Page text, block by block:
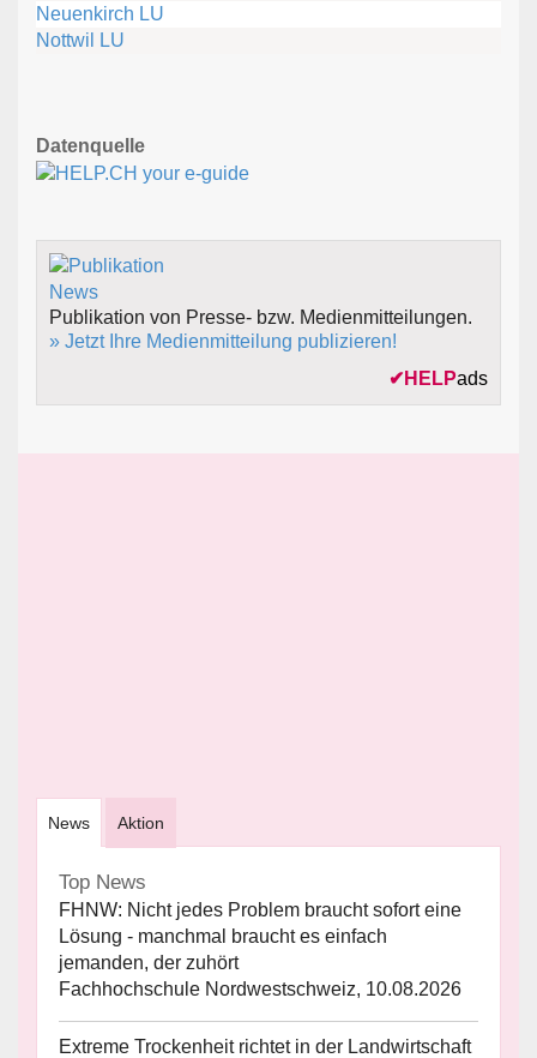
Neuenkirch LU
Nottwil LU
Datenquelle
Publikation von Presse- bzw. Medienmitteilungen.
» Jetzt Ihre Medienmitteilung publizieren!
✔ HELPads
News Aktion
Top News
FHNW: Nicht jedes Problem braucht sofort eine
Lösung - manchmal braucht es einfach
jemanden, der zuhört
Fachhochschule Nordwestschweiz, 10.08.2026
Extreme Trockenheit richtet in der Landwirtschaft